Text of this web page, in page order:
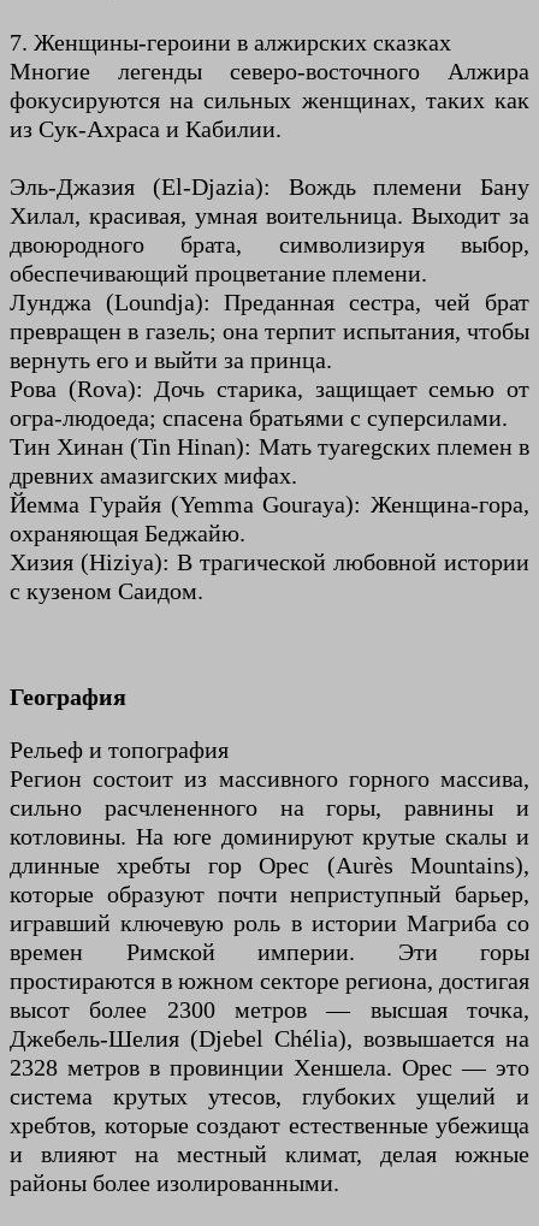
7. Женщины-героини в алжирских сказках
Многие легенды северо-восточного Алжира
фокусируются на сильных женщинах, таких как
из Сук-Ахраса и Кабилии.
Эль-Джазия (El-Djazia): Вождь племени Бану
Хилал, красивая, умная воительница. Выходит за
двоюродного брата, символизируя выбор,
обеспечивающий процветание племени.
Лунджа (Loundja): Преданная сестра, чей брат
превращен в газель; она терпит испытания, чтобы
вернуть его и выйти за принца.
Рова (Rova): Дочь старика, защищает семью от
огра-людоеда; спасена братьями с суперсилами.
Тин Хинан (Tin Hinan): Мать туaregских племен в
древних амазигских мифах.
Йемма Гурайя (Yemma Gouraya): Женщина-гора,
охраняющая Беджайю.
Хизия (Hiziya): В трагической любовной истории
с кузеном Саидом.
География
Рельеф и топография
Регион состоит из массивного горного массива,
сильно расчлененного на горы, равнины и
котловины. На юге доминируют крутые скалы и
длинные хребты гор Орес (Aurès Mountains),
которые образуют почти неприступный барьер,
игравший ключевую роль в истории Магриба со
времен Римской империи. Эти горы
простираются в южном секторе региона, достигая
высот более 2300 метров — высшая точка,
Джебель-Шелия (Djebel Chélia), возвышается на
2328 метров в провинции Хеншела. Орес — это
система крутых утесов, глубоких ущелий и
хребтов, которые создают естественные убежища
и влияют на местный климат, делая южные
районы более изолированными.